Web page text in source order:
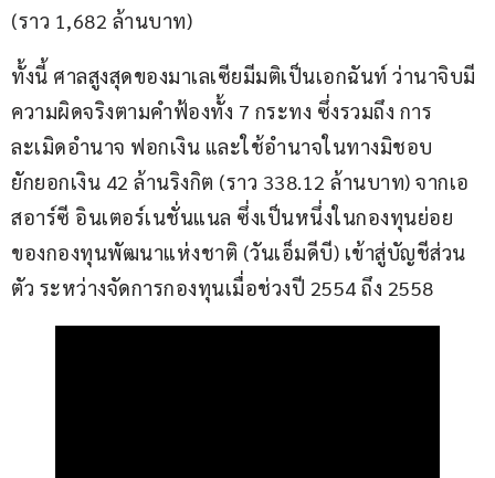
(ราว 1,682 ล้านบาท)
ทั้งนี้ ศาลสูงสุดของมาเลเซียมีมติเป็นเอกฉันท์ ว่านาจิบมี
ความผิดจริงตามคำฟ้องทั้ง 7 กระทง ซึ่งรวมถึง การ
ละเมิดอำนาจ ฟอกเงิน และใช้อำนาจในทางมิชอบ
ยักยอกเงิน 42 ล้านริงกิต (ราว 338.12 ล้านบาท) จากเอ
สอาร์ซี อินเตอร์เนชั่นแนล ซึ่งเป็นหนึ่งในกองทุนย่อย
ของกองทุนพัฒนาแห่งชาติ (วันเอ็มดีบี) เข้าสู่บัญชีส่วน
ตัว ระหว่างจัดการกองทุนเมื่อช่วงปี 2554 ถึง 2558